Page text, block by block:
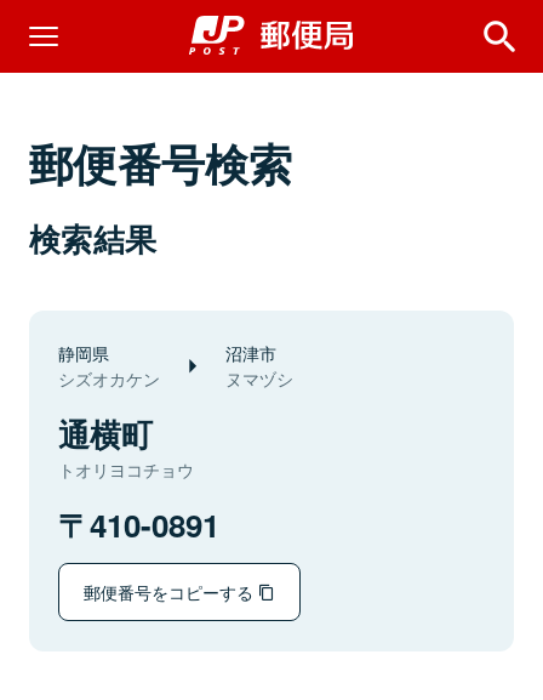
郵便番号検索
検索結果
静岡県
シズオカケン
沼津市
ヌマヅシ
通横町
トオリヨコチョウ
410-0891
郵便番号をコピーする